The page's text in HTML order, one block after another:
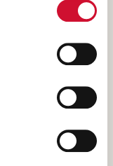
so stimmen
zu. Sie können
widerrufen,
und diese
Unterfranken